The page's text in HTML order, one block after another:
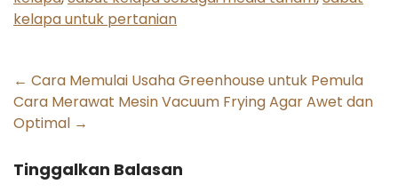
kelapa untuk pertanian
Post
navigation
← Cara Memulai Usaha Greenhouse untuk Pemula
Cara Merawat Mesin Vacuum Frying Agar Awet dan
Optimal →
Tinggalkan Balasan